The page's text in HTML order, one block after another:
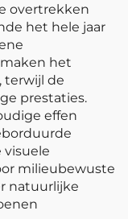
overtrekken
het hele jaar
het
terwijl de
prestaties.
effen
milieubewuste
natuurlijke